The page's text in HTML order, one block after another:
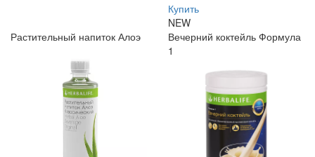
Купить
NEW
Растительный напиток Алоэ
Вечерний коктейль Формула
1